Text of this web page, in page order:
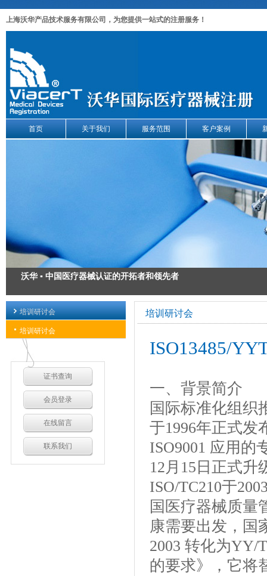
上海沃华产品技术服务有限公司，为您提供一站式的注册服务！
首页 关于我们 服务范围 客户案例
沃华 ▪ 中国医疗器械认证的开拓者和领先者
医疗器械注册 ▪ 为您的安全承诺
医疗器械出口认证 ▪ 出口方案解决专家
医疗器械GMP质量管理规范 ▪ 我们力求精益求精
培训研讨会
培训研讨会
证书查询
会员登录
在线留言
联系我们
培训研讨会
ISO13485/
一、背景简介
国际标准化组织
于1996年正式发
ISO9001 应用的
12月15日正式升
ISO/TC210于
国医疗器械质量
康需要出发，国
2003 转化为YY/
的要求》，它将